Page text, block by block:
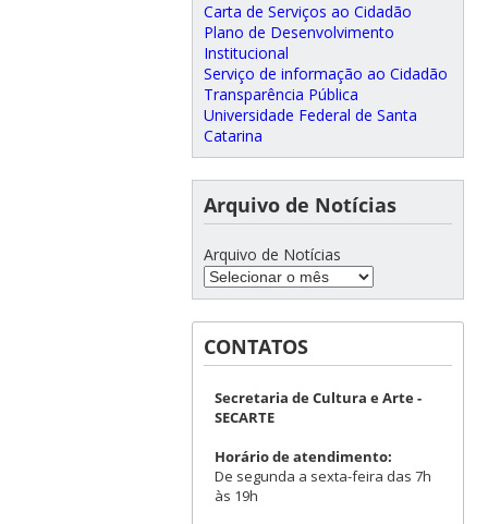
Carta de Serviços ao Cidadão
Plano de Desenvolvimento
Institucional
Serviço de informação ao Cidadão
Transparência Pública
Universidade Federal de Santa
Catarina
Arquivo de Notícias
Arquivo de Notícias
CONTATOS
Secretaria de Cultura e Arte -
SECARTE
Horário de atendimento:
De segunda a sexta-feira das 7h
às 19h